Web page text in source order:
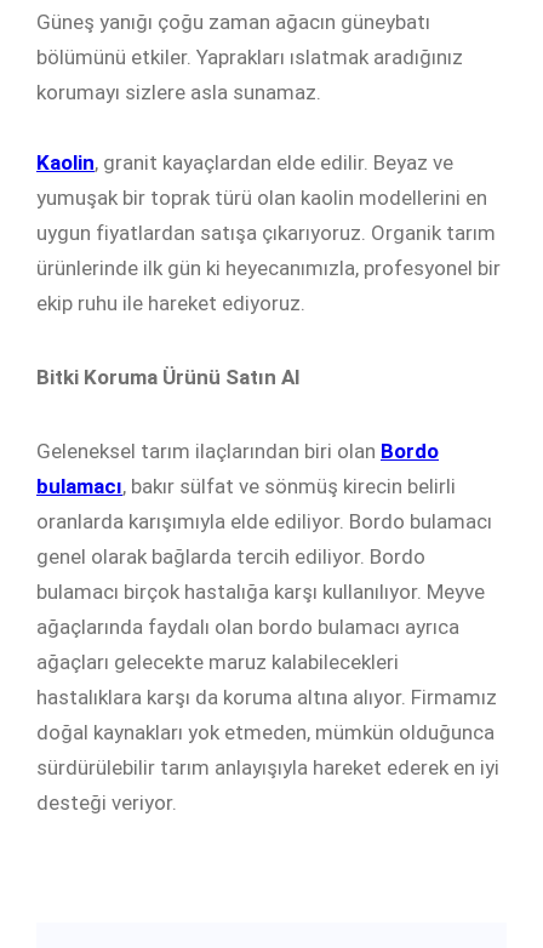
Güneş yanığı çoğu zaman ağacın güneybatı
bölümünü etkiler. Yaprakları ıslatmak aradığınız
korumayı sizlere asla sunamaz.
Kaolin, granit kayaçlardan elde edilir. Beyaz ve
yumuşak bir toprak türü olan kaolin modellerini en
uygun fiyatlardan satışa çıkarıyoruz. Organik tarım
ürünlerinde ilk gün ki heyecanımızla, profesyonel bir
ekip ruhu ile hareket ediyoruz.
Bitki Koruma Ürünü Satın Al
Geleneksel tarım ilaçlarından biri olan Bordo
bulamacı, bakır sülfat ve sönmüş kirecin belirli
oranlarda karışımıyla elde ediliyor. Bordo bulamacı
genel olarak bağlarda tercih ediliyor. Bordo
bulamacı birçok hastalığa karşı kullanılıyor. Meyve
ağaçlarında faydalı olan bordo bulamacı ayrıca
ağaçları gelecekte maruz kalabilecekleri
hastalıklara karşı da koruma altına alıyor. Firmamız
doğal kaynakları yok etmeden, mümkün olduğunca
sürdürülebilir tarım anlayışıyla hareket ederek en iyi
desteği veriyor.